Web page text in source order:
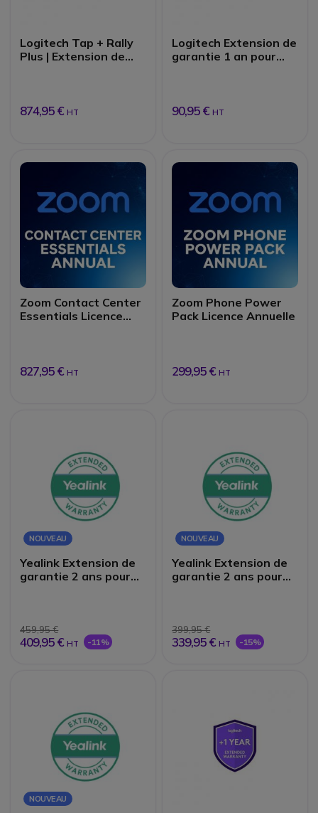
Logitech Tap + Rally
Plus | Extension de
874,95 € HT
Logitech Extension de
garantie 1 an pour
90,95 € HT
Zoom Contact Center
Essentials Licence
827,95 € HT
Zoom Phone Power
Pack Licence Annuelle
299,95 € HT
NOUVEAU
Yealink Extension de
garantie 2 ans pour
459,95 €
409,95 € HT -11%
NOUVEAU
Yealink Extension de
garantie 2 ans pour
399,95 €
339,95 € HT -15%
NOUVEAU